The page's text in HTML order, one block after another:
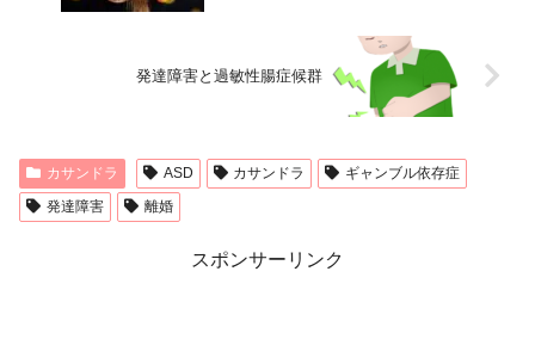
発達障害と過敏性腸症候群
カサンドラ ASD カサンドラ
ギャンブル依存症
発達障害
離婚
スポンサーリンク